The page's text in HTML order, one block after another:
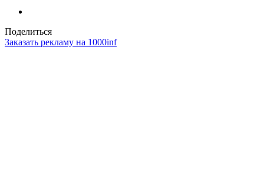
Поделиться
Заказать рекламу на 1000inf